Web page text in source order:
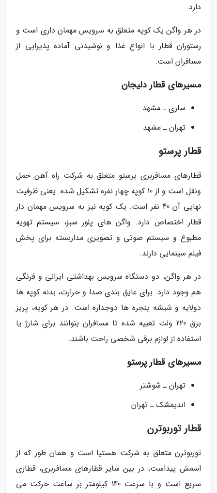
دارد.
در هر واگن یک کوپه متعلق به سرویس مهمان داری است و
رستوران قطار با انواع غذا و نوشیدنی آماده پذیرایی از
مسافران است.
مسیرهای قطار دلیجان
ساری ـ مشهد
تهران ـ مشهد
قطار پرستو
قطارهای مسافربری پرستو متعلق به شرکت راه آهن حمل
ونقل است و از 10 کوپه چهار نفره تشکیل شده. یعنی ظرفیت
نهایی آن 40 نفر است. یک کوپه نیز به سرویس مهمان دار
قطار اختصاص دارد. واگن های پلور سبز، سیستم تهویه
مطبوع و سیستم صوتی و تصویری مداربسته برای پخش
فیلم سینمایی دارند.
در هر واگن، دو دستگاه سرویس بهداشتی ایرانی و فرنگی
هم وجود دارد. برای عایق بندی صدا و حرارت، بدنه کوپه ها
دولایه و شیشه پنجره ها دوجداره است. در هر کوپه، پریز
برق 220 ولت تعبیه شده تا مسافران بتوانند برای شارژ یا
استفاده از لوازم برقی شخصی راحت باشند.
مسیرهای قطار پرستو
تهران ـ شوشتر
اندیمشک ـ تهران
قطار توربوترن
توربوترن متعلق به شرکت هستیا است و همان طور که از
اسمش پیداست، در بین سایر قطارهای مسافربری، قطاری
سریع است و با سرعت 140 کیلومتر بر ساعت حرکت می